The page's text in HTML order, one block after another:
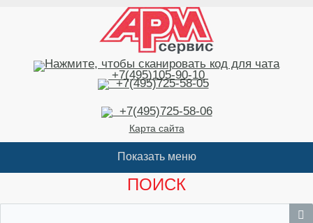
+7(495)105-90-10
+7(495)725-58-05
+7(495)725-58-06
Карта сайта
ПОИСК